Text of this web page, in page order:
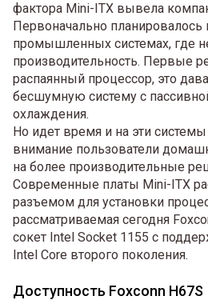
фактора Mini-ITX вывела
Первоначально планировалось
промышленных системах, где
производительность. Первые
распаянный процессор, это
бесшумную систему с
охлаждения.
Но идет время и на эти
внимание пользователи
на более производительные
Современные платы Mini-ITX
разъемом для установки
рассматриваемая сегодня
сокет Intel Socket 1155 с
Intel Core второго поколения.
Доступность Foxconn H67S